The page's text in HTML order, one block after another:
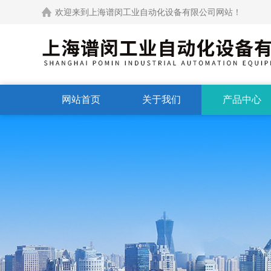
欢迎来到上海谱闵工业自动化设备有限公司网站！
网站首页 关于我们 产品中心